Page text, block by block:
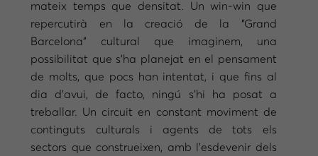
mateix temps que densitat. Un win-win que
repercutirà en la creació de la “Grand
Barcelona” cultural que imaginem, una
possibilitat que s’ha planejat en el pensament
de molts, que pocs han intentat, i que fins al
dia d’avui, de facto, ningú s’hi ha posat a
treballar. Un circuit en constant moviment de
continguts culturals i agents de tots els
sectors que construeixen, amb l’esdevenir dels